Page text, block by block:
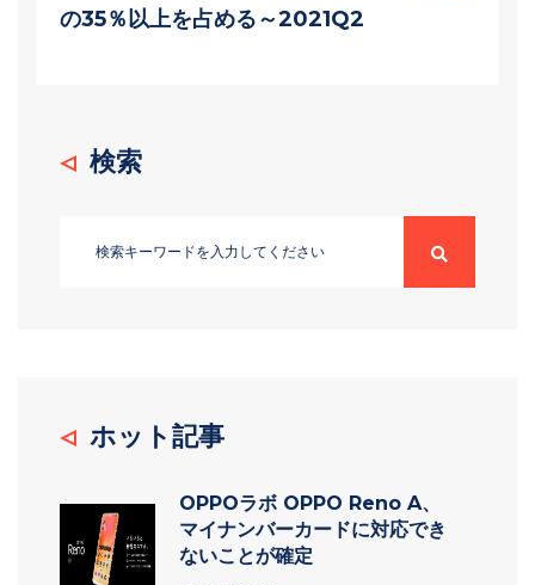
の35％以上を占める～2021Q2
検索
ホット記事
OPPOラボ OPPO Reno A、
マイナンバーカードに対応でき
ないことが確定